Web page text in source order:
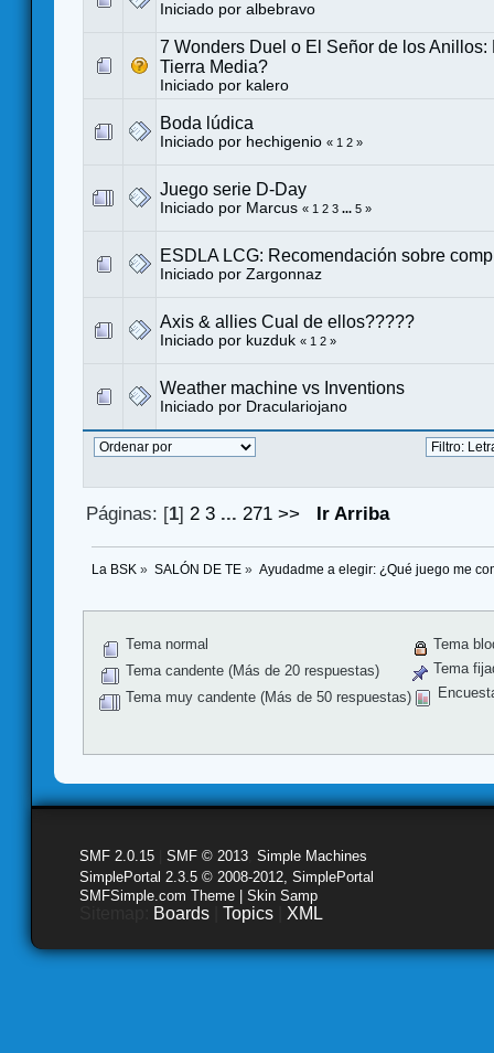
Iniciado por albebravo
7 Wonders Duel o El Señor de los Anillos:
Tierra Media?
Iniciado por kalero
Boda lúdica
Iniciado por hechigenio « 1 2 »
Juego serie D-Day
Iniciado por Marcus « 1 2 3 ... 5 »
ESDLA LCG: Recomendación sobre
Iniciado por Zargonnaz
Axis & allies Cual de ellos?????
Iniciado por kuzduk « 1 2 »
Weather machine vs Inventions
Iniciado por Draculariojano
Páginas: [1] 2 3 ... 271 >> Ir Arriba
La BSK » SALÓN DE TE» Ayudadme a elegir: ¿Qué juego me
Tema normal
Tema candente (Más de 20 respuestas)
Tema muy candente (Más de 50 respuestas)
Tema
Tema
SMF 2.0.15 SMF © 2013 Simple Machines
SimplePortal 2.3.5 © 2008-2012, SimplePortal
SMFSimple.com Theme | Skin Samp
Boards Topics XML